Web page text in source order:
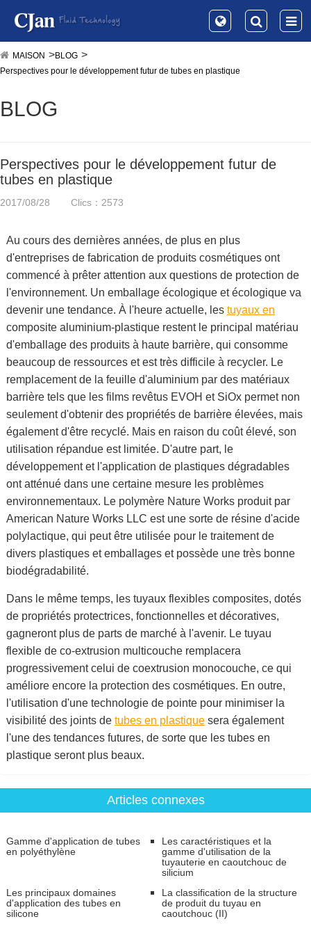
MAISON
BLOG
Perspectives pour le développement futur de tubes en plastique
BLOG
Perspectives pour le développement futur de
tubes en plastique
2017/08/28 Clics：2573
Au cours des dernières années, de plus en plus
d'entreprises de fabrication de produits cosmétiques ont
commencé à prêter attention aux questions de protection de
l'environnement. Un emballage écologique et écologique va
devenir une tendance. À l'heure actuelle, les tuyaux en
composite aluminium-plastique restent le principal matériau
d'emballage des produits à haute barrière, qui consomme
beaucoup de ressources et est très difficile à recycler. Le
remplacement de la feuille d'aluminium par des matériaux
barrière tels que les films revêtus EVOH et SiOx permet non
seulement d'obtenir des propriétés de barrière élevées, mais
également d'être recyclé. Mais en raison du coût élevé, son
utilisation répandue est limitée. D'autre part, le
développement et l'application de plastiques dégradables
ont atténué dans une certaine mesure les problèmes
environnementaux. Le polymère Nature Works produit par
American Nature Works LLC est une sorte de résine d'acide
polylactique, qui peut être utilisée pour le traitement de
divers plastiques et emballages et possède une très bonne
biodégradabilité.
Dans le même temps, les tuyaux flexibles composites, dotés
de propriétés protectrices, fonctionnelles et décoratives,
gagneront plus de parts de marché à l'avenir. Le tuyau
flexible de co-extrusion multicouche remplacera
progressivement celui de coextrusion monocouche, ce qui
améliore encore la protection des cosmétiques. En outre,
l'utilisation d'une technologie de pointe pour minimiser la
visibilité des joints de tubes en plastiquesera également
l'une des tendances futures, de sorte que les tubes en
plastique seront plus beaux.
Articles connexes
Gamme d'application de tubes
en polyéthylène
Les caractéristiques et la
gamme d'utilisation de la
tuyauterie en caoutchouc de
silicium
Les principaux domaines
d'application des tubes en
silicone
La classification de la structure
de produit du tuyau en
caoutchouc (II)